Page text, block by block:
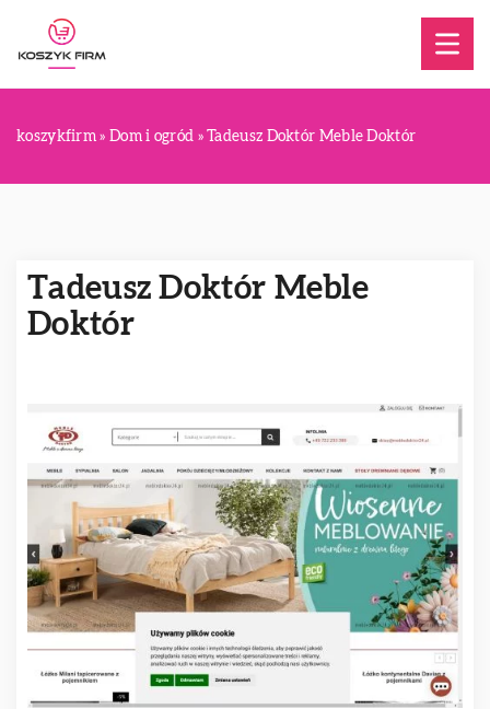
koszykfirm » Dom i ogród »Tadeusz Doktór Meble Doktór
Tadeusz Doktór Meble
Doktór